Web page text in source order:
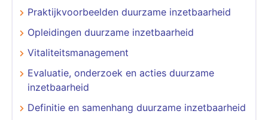
Praktijkvoorbeelden duurzame inzetbaarheid
Opleidingen duurzame inzetbaarheid
Vitaliteitsmanagement
Evaluatie, onderzoek en acties duurzame
inzetbaarheid
Definitie en samenhang duurzame inzetbaarheid